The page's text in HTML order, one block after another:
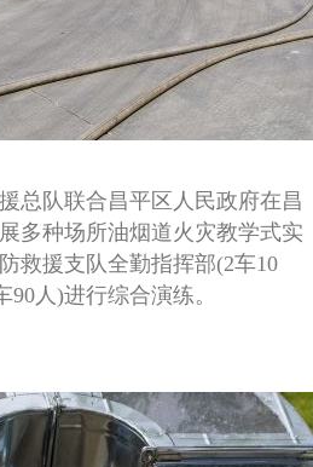
总队联合昌平区人民政府在昌
多种场所油烟道火灾教学式实
救援支队全勤指挥部(2车10
人)进行综合演练。